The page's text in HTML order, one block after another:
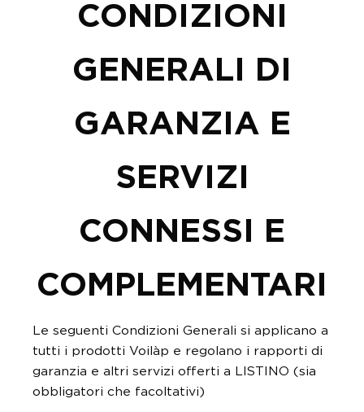
CONDIZIONI
GENERALI DI
GARANZIA E
SERVIZI
CONNESSI E
COMPLEMENTARI
Le seguenti Condizioni Generali si applicano a
tutti i prodotti Voilàp e regolano i rapporti di
garanzia e altri servizi offerti a LISTINO (sia
obbligatori che facoltativi)